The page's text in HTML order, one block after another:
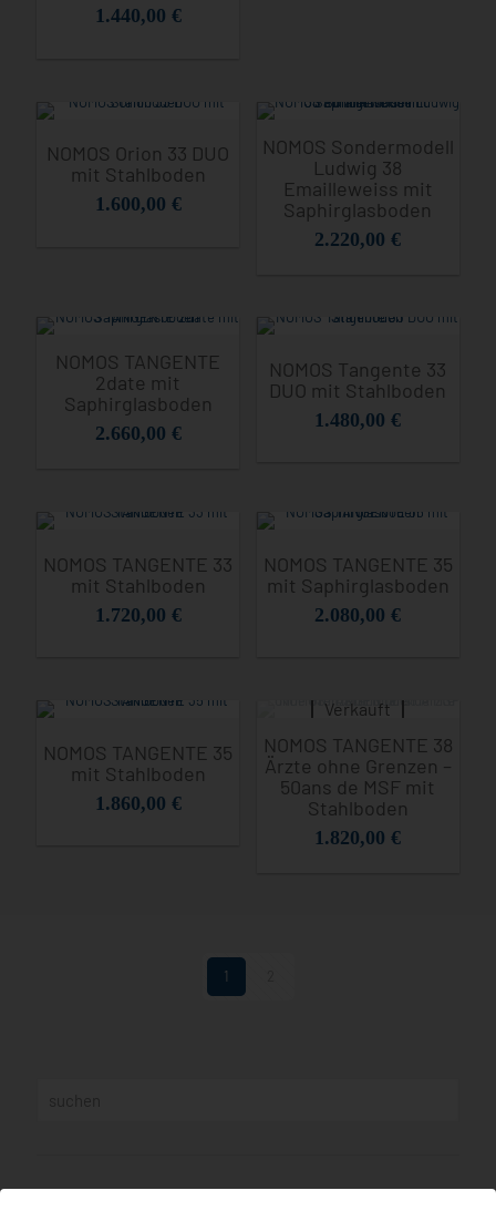
1.440,00 €
NOMOS Orion 33 DUO
mit Stahlboden
1.600,00 €
NOMOS Sondermodell
Ludwig 38
Emailleweiss mit
Saphirglasboden
2.220,00€
NOMOS TANGENTE
2date mit
Saphirglasboden
2.660,00 €
NOMOS Tangente 33
DUO mit Stahlboden
1.480,00€
NOMOS TANGENTE 33
mit Stahlboden
1.720,00 €
NOMOS TANGENTE 35
mit Saphirglasboden
2.080,00€
NOMOS TANGENTE 35
mit Stahlboden
1.860,00 €
Verkauft
NOMOS TANGENTE 38
Ärzte ohne Grenzen –
50ans de MSF mit
Stahlboden
1.820,00€
1